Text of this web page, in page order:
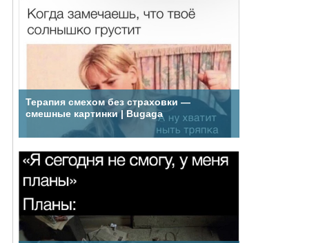
Терапия смехом без страховки —
смешные картинки | Bugaga